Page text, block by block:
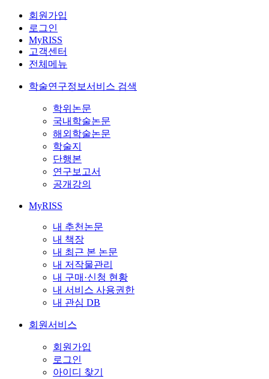
회원가입
로그인
MyRISS
고객센터
전체메뉴
학술연구정보서비스 검색
학위논문
국내학술논문
해외학술논문
학술지
단행본
연구보고서
공개강의
MyRISS
내 추천논문
내 책장
내 최근 본 논문
내 저작물관리
내 구매·신청 현황
내 서비스 사용권한
내 관심 DB
회원서비스
회원가입
로그인
아이디 찾기